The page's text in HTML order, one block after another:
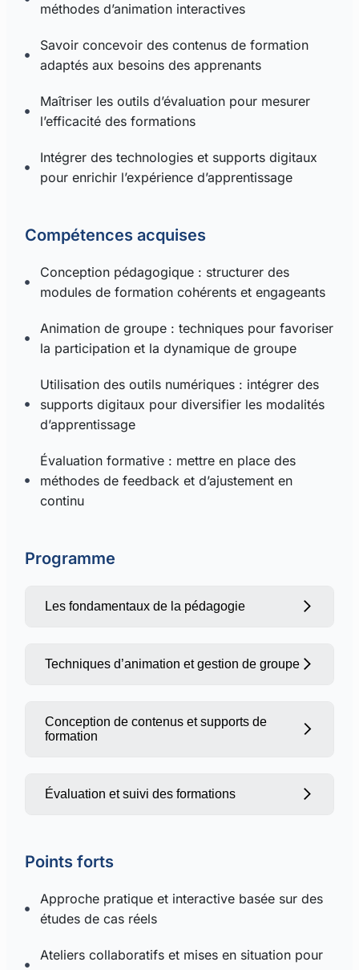
méthodes d’animation interactives
Savoir concevoir des contenus de formation
adaptés aux besoins des apprenants
Maîtriser les outils d’évaluation pour mesurer
l’efficacité des formations
Intégrer des technologies et supports digitaux
pour enrichir l’expérience d’apprentissage
Compétences acquises
Conception pédagogique : structurer des
modules de formation cohérents et engageants
Animation de groupe : techniques pour favoriser
la participation et la dynamique de groupe
Utilisation des outils numériques : intégrer des
supports digitaux pour diversifier les modalités
d’apprentissage
Évaluation formative : mettre en place des
méthodes de feedback et d’ajustement en
continu
Programme
Les fondamentaux de la pédagogie
Techniques d’animation et gestion de groupe
Conception de contenus et supports de
formation
Évaluation et suivi des formations
Points forts
Approche pratique et interactive basée sur des
études de cas réels
Ateliers collaboratifs et mises en situation pour